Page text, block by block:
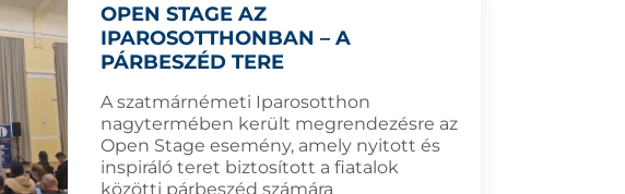
OPEN STAGE AZ
IPAROSOTTHONBAN – A
PÁRBESZÉD TERE
A szatmárnémeti Iparosotthon
nagytermében került megrendezésre az
Open Stage esemény, amely nyitott és
inspiráló teret biztosított a fiatalok
közötti párbeszéd számára